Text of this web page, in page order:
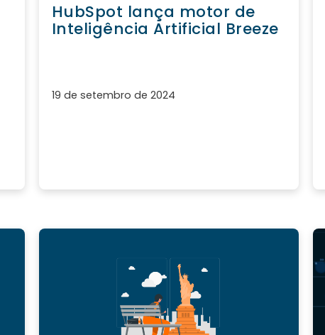
HubSpot lança motor de
Inteligência Artificial Breeze
19 de setembro de 2024